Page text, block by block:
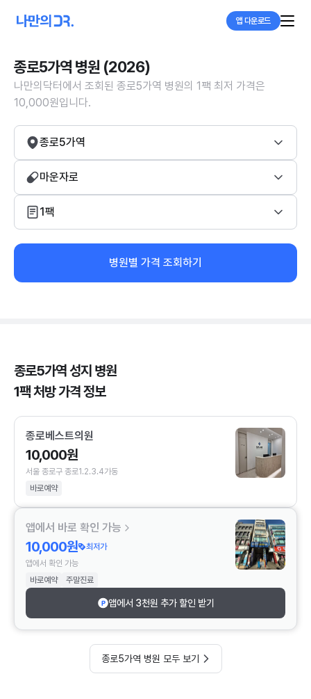
앱 다운로드
종로5가역 병원 (2026)
나만의닥터에서 조회된 종로5가역 병원의 1팩 최저 가격은
10,000원입니다.
종로5가역
마운자로
1팩
병원별 가격 조회하기
종로5가역 성지 병원
1팩 처방 가격 정보
종로베스트의원
10,000원
서울 종로구 종로1.2.3.4가동
바로예약
앱에서 바로 확인 가능
10,000원
최저가
앱에서 확인 가능
바로예약
주말진료
앱에서 3천원 추가 할인 받기
종로5가역 병원 모두 보기